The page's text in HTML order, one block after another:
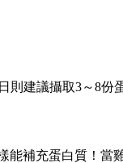
建議攝取3～8份
能補充蛋白質！當